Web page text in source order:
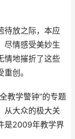
待放之际，本应
尽情感受美妙生
情地摧折了这些
创。
教学警钟”的专题
从大众的极大关
是2009年教学界